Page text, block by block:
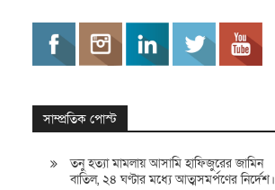
সাম্প্রতিক পোস্ট
তনু হত্যা মামলায় আসামি হাফিজুরের জামিন
বাতিল, ২৪ ঘণ্টার মধ্যে আত্মসমর্পণের নির্দেশ।